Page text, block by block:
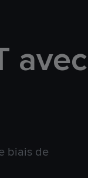
avec
biais de